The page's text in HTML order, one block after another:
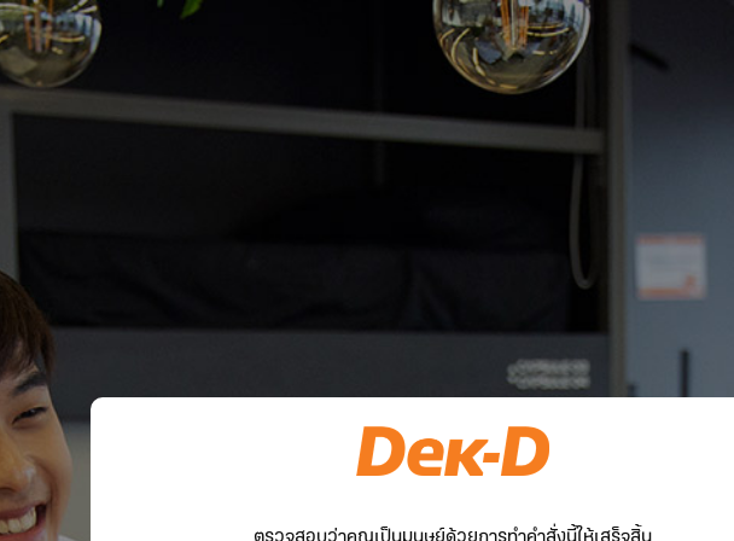
ตรวจสอบว่าคุณเป็นมนุษย์ด้วยการทำคำสั่งนี้ให้เสร็จสิ้น